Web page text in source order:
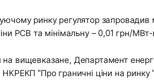
ринку регулятор запровадив
РСВ та мінімальну – 0,01 грн/МВт-
вищевказане, Департамент
НКРЕКП "Про граничні ціни на ринку